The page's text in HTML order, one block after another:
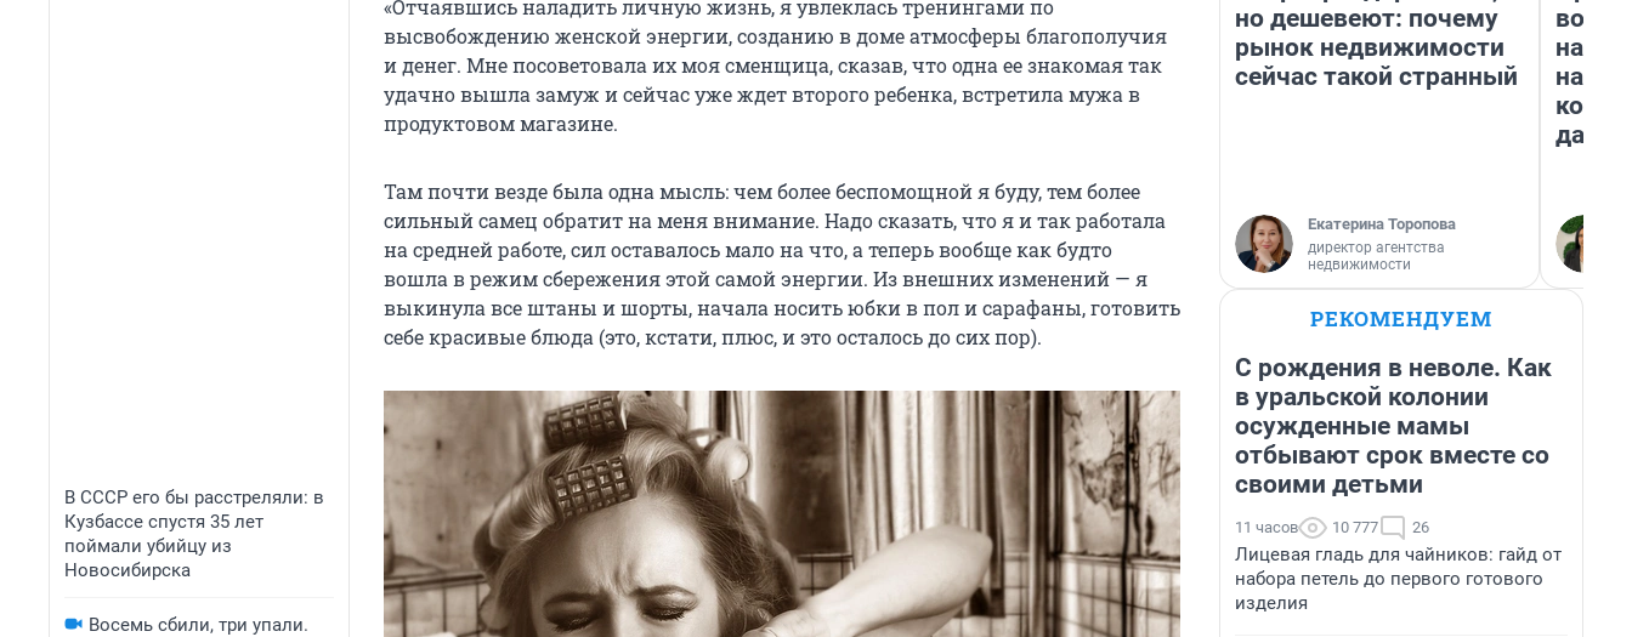
В СССР его бы расстреляли: в
Кузбассе спустя 35 лет
поймали убийцу из
Новосибирска
Восемь сбили, три упали.
«Отчаявшись наладить личную жизнь, я увлеклась тренингами по
высвобождению женской энергии, созданию в доме атмосферы благополучия
и денег. Мне посоветовала их моя сменщица, сказав, что одна ее знакомая так
удачно вышла замуж и сейчас уже ждет второго ребенка, встретила мужа в
продуктовом магазине.
Там почти везде была одна мысль: чем более беспомощной я буду, тем более
сильный самец обратит на меня внимание. Надо сказать, что я и так работала
на средней работе, сил оставалось мало на что, а теперь вообще как будто
вошла в режим сбережения этой самой энергии. Из внешних изменений — я
выкинула все штаны и шорты, начала носить юбки в пол и сарафаны, готовить
себе красивые блюда (это, кстати, плюс, и это осталось до сих пор).
но дешевеют: почему
рынок недвижимости
сейчас такой странный
Екатерина Торопова
директор агентства
недвижимости
нам
даже
РЕКОМЕНДУЕМ
С рождения в неволе. Как
в уральской колонии
осужденные мамы
отбывают срок вместе со
своими детьми
11 часов 10 777 26
Лицевая гладь для чайников: гайд от
набора петель до первого готового
изделия